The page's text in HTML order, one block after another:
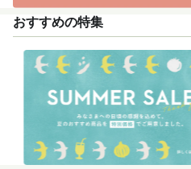
おすすめの特集